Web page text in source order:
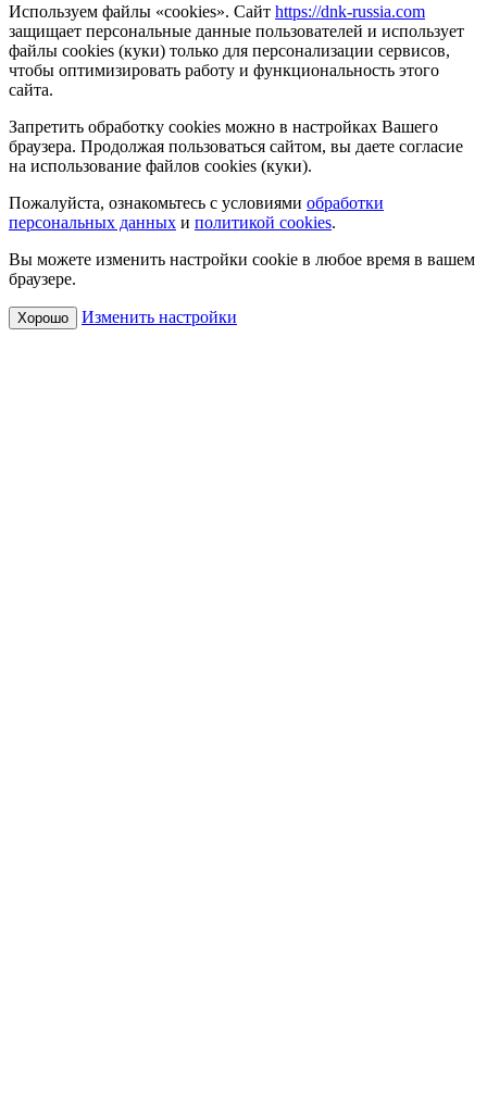
Используем файлы «cookies». Сайт https://dnk-russia.com
защищает персональные данные пользователей и использует
файлы cookies (куки) только для персонализации сервисов,
чтобы оптимизировать работу и функциональность этого
сайта.
Запретить обработку cookies можно в настройках Вашего
браузера. Продолжая пользоваться сайтом, вы даете согласие
на использование файлов cookies (куки).
Пожалуйста, ознакомьтесь с условиями обработки
персональных данных и политикой cookies.
Вы можете изменить настройки cookie в любое время в вашем
браузере.
Хорошо Изменить настройки